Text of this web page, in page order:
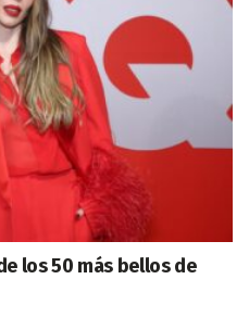
los 50 más bellos de